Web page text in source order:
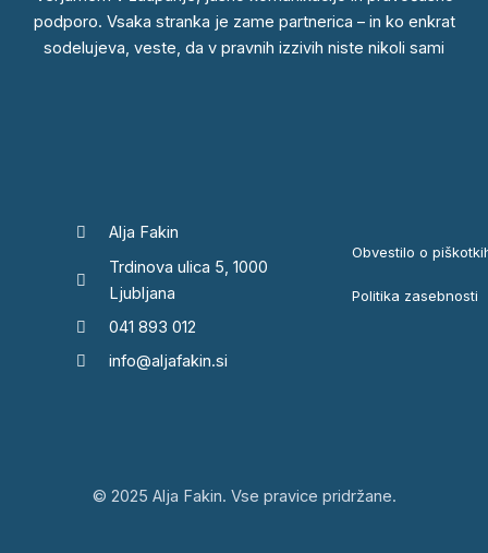
podporo. Vsaka stranka je zame partnerica – in ko enkrat
sodelujeva, veste, da v pravnih izzivih niste nikoli sami
Alja Fakin
Trdinova ulica 5, 1000
Ljubljana
041 893 012
info@aljafakin.si
Obvestilo o
Politika zasebnosti
© 2025 Alja Fakin. Vse pravice pridržane.